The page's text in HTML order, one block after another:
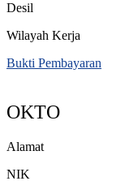
Desil
Wilayah Kerja
Bukti Pembayaran
OKTO
Alamat
NIK